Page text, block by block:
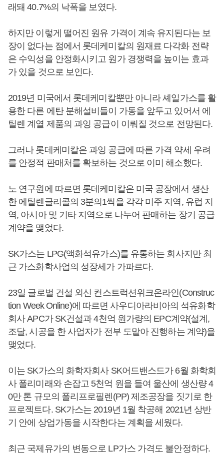
래돼 40.7%의 낙폭을 보였다.
하지만 이렇게 떨어진 원유 가격이 계속 유지된다는 보
장이 없다는 점에서 롯데케미칼의 원재료 다각화 전략
은 수익성을 안정화시키고 원가 경쟁력을 높이는 효과
가 있을 것으로 보인다.
2019년 미국에서 롯데케미칼뿐만 아니라 셰일가스를 활
용한 다른 에탄 분해설비들이 가동을 앞두고 있어서 에
틸렌 계열 제품의 과잉 공급이 이뤄질 것으로 전망된다.
그러나 롯데케미칼은 과잉 공급에 따른 가격 약세 우려
를 안정적 판매처를 확보하는 것으로 이미 해소했다.
노 연구원에 따르면 롯데케미칼은 미국 공장에서 생산
한 에틸렌글리콜의 3분의1씩을 각각 미주 지역, 유럽 지
역, 아시아 및 기타 지역으로 나누어 판매하는 장기 공급
계약을 맺었다.
SK가스는 LPG(액화석유가스)를 유통하는 회사지만 최
근 가스화학사업의 성장세가 가파르다.
23일 글로벌 건설 외신 컨스트럭션위크온라인(Construc
tion Week Online)에 따르면 사우디아라비아의 석유화학
회사 APC가 SK건설과 4천억 원가량의 EPC계약(설계,
조달, 시공을 한 사업자가 전부 도맡아 진행하는 계약)을
맺었다.
이는 SK가스의 화학자회사 SK어드밴스드가 6월 화학회
사 폴리미래와 손잡고 5천억 원을 들여 울산에 생산량 4
0만 톤 규모의 폴리프로필렌(PP) 제조공장을 짓기로 한
프로젝트다. SK가스는 2019년 1월 착공해 2021년 상반
기 안에 상업가동을 시작한다는 계획을 세웠다.
최근 국제유가의 변동으로 LP가스 가격도 불안정하다.